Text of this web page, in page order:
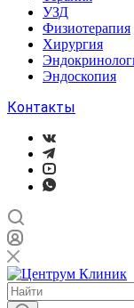
УЗД
Физиотерапия
Хирургия
Эндоскопия
Контакты